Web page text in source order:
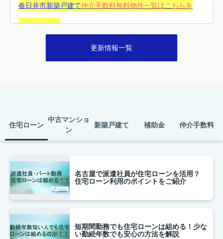
春日井市新築戸建て仲介手数料無料物件一覧はこちらを
掲載していない物件も、ほとんどが対応可能ですので、
尾張旭市新築戸建仲介手数料無料特集！！
尾張旭市新築戸建て仲介手数料無料物件一覧はこちらを
クリック！！
掲載していない物件も、ほとんどが対応可能ですので、
2026.07.23
更新情報一覧
住宅ローン
中古マンショ
ン
新築戸建て 補助金 仲介手数料
名古屋で派遣社員が住宅ローンを活用？
住宅ローン利用のポイントをご紹介
短期間勤務でも住宅ローンは組める！少な
い勤続年数でも安心の方法を解説